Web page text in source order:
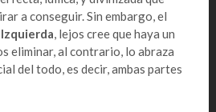
a conseguir. Sin embargo, el
, lejos cree que haya un
eliminar, al contrario, lo abraza
del todo, es decir, ambas partes